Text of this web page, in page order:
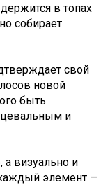
в топах
собирает
свой
новой
быть
и
а визуально и
элемент —